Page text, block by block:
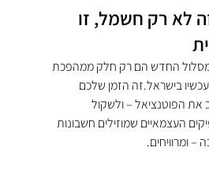
לא רק חשמל, זו
החדש הם רק חלק ממהפכת
בישראל.זה הזמן שלכם
הפוטנציאל – ולשקול
העצמאיים שמוזילים חשבונות
ומרוויחים.